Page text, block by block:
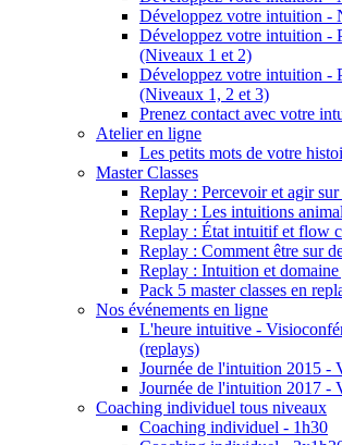
Développez votre intuition -
Développez votre intuition -
(Niveaux 1 et 2)
Développez votre intuition -
(Niveaux 1, 2 et 3)
Prenez contact avec votre
Atelier en ligne
Les petits mots de votre
Master Classes
Replay : Percevoir et agir
Replay : Les intuitions
Replay : État intuitif et flow
Replay : Comment être sur
Replay : Intuition et
Pack 5 master classes en
Nos événements en ligne
L'heure intuitive -
(replays)
Journée de l'intuition 2015 -
Journée de l'intuition 2017 -
Coaching individuel tous niveaux
Coaching individuel - 1h30